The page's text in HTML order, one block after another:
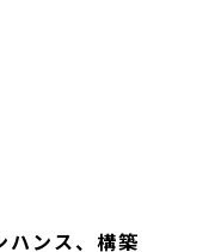
ハンス、構築